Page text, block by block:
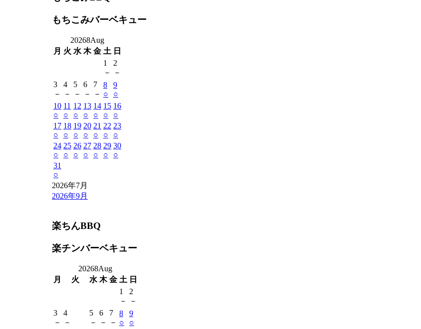
もちこみバーベキュー
20268Aug
月 火 水 木 金 土 日
1
－
2
－
3
－
4
－
5
－
6
－
7
－
8
○
9
○
10
○
11
○
12
○
13
○
14
○
15
○
16
○
17
○
18
○
19
○
20
○
21
○
22
○
23
○
24
○
25
○
26
○
27
○
28
○
29
○
30
○
31
○
2026年7月
2026年9月
楽ちんBBQ
楽チンバーベキュー
20268Aug
月
火 水 木 金 土 日
1
－
2
－
3
－
4
－
5
－
6
－
7
－
8
○
9
○